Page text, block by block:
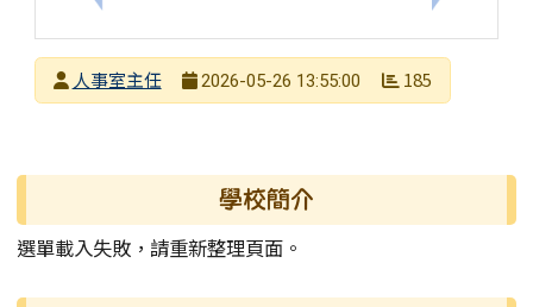
發布者人事室主任
2026-05-26 13:55:00 185
左邊區域內容 學校簡介
選單載入失敗，請重新整理頁面。